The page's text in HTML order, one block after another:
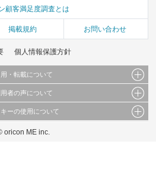
顧客満足度調査とは
掲載規約 お問い合わせ
個人情報保護方針
用・転載について
、写真、イラスト、画像データ等）及びこれらの配
転載・複製などの二次利用を行うことは固く禁じて
者の声について
サービスの利用者が提出された見解・感想です。
解いただいた上でご覧ください。
ーの使用について
ユーザーに合わせたコンテンツや広告の表示、ソー
oricon ME inc.